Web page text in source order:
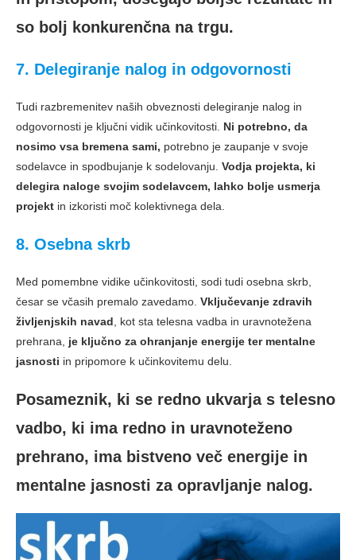
so bolj konkurenčna na trgu.
7. Delegiranje nalog in odgovornosti
Tudi razbremenitev naših obveznosti delegiranje nalog in
odgovornosti je ključni vidik učinkovitosti. Ni potrebno, da
nosimo vsa bremena sami, potrebno je zaupanje v svoje
sodelavce in spodbujanje k sodelovanju. Vodja projekta, ki
delegira naloge svojim sodelavcem, lahko bolje usmerja
projekt in izkoristi moč kolektivnega dela.
8. Osebna skrb
Med pomembne vidike učinkovitosti, sodi tudi osebna skrb,
česar se včasih premalo zavedamo. Vključevanje zdravih
življenjskih navad , kot sta telesna vadba in uravnotežena
prehrana, je ključno za ohranjanje energije ter mentalne
jasnosti in pripomore k učinkovitemu delu.
Posameznik, ki se redno ukvarja s telesno
vadbo, ki ima redno in uravnoteženo
prehrano, ima bistveno več energije in
mentalne jasnosti za opravljanje nalog.